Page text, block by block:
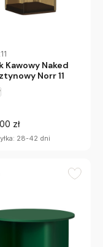
Kawowy Naked
Norr 11
zł
28-42 dni